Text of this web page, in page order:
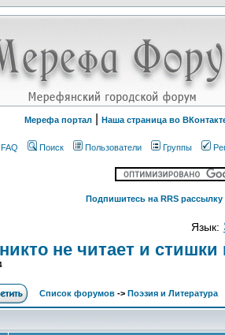
Мерефа портал Наша страница во
FAQ Поиск Пользователи Группы
Подпишитесь на RRS
Язык:
не читает и
Список форумов -> Поэзия и Литература